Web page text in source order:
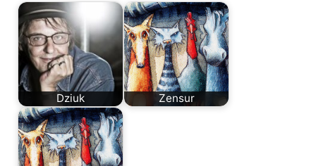
Dziuk
Eine Biographie
über Danny Dziuk
zu schreiben, ist
Zensur